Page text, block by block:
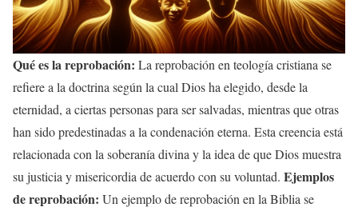
Qué es la reprobación: La reprobación en teología cristiana se
refiere a la doctrina según la cual Dios ha elegido, desde la
eternidad, a ciertas personas para ser salvadas, mientras que otras
han sido predestinadas a la condenación eterna. Esta creencia está
relacionada con la soberanía divina y la idea de que Dios muestra
su justicia y misericordia de acuerdo con su voluntad. Ejemplos
de reprobación: Un ejemplo de reprobación en la Biblia se